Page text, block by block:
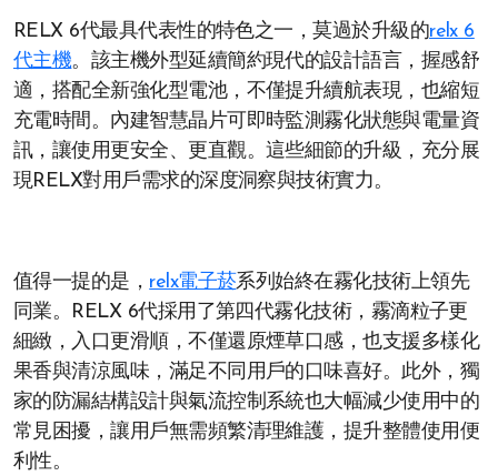
RELX 6代最具代表性的特色之一，莫過於升級的relx 6
代主機。該主機外型延續簡約現代的設計語言，握感舒
適，搭配全新強化型電池，不僅提升續航表現，也縮短
充電時間。內建智慧晶片可即時監測霧化狀態與電量資
訊，讓使用更安全、更直觀。這些細節的升級，充分展
現RELX對用戶需求的深度洞察與技術實力。
值得一提的是， relx電子菸系列始終在霧化技術上領先
同業。RELX 6代採用了第四代霧化技術，霧滴粒子更
細緻，入口更滑順，不僅還原煙草口感，也支援多樣化
果香與清涼風味，滿足不同用戶的口味喜好。此外，獨
家的防漏結構設計與氣流控制系統也大幅減少使用中的
常見困擾，讓用戶無需頻繁清理維護，提升整體使用便
利性。